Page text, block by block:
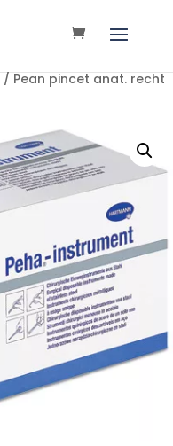
/ Pean pincet anat. recht